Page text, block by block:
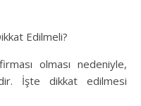
Edilmeli?
olması nedeniyle,
İşte dikkat edilmesi